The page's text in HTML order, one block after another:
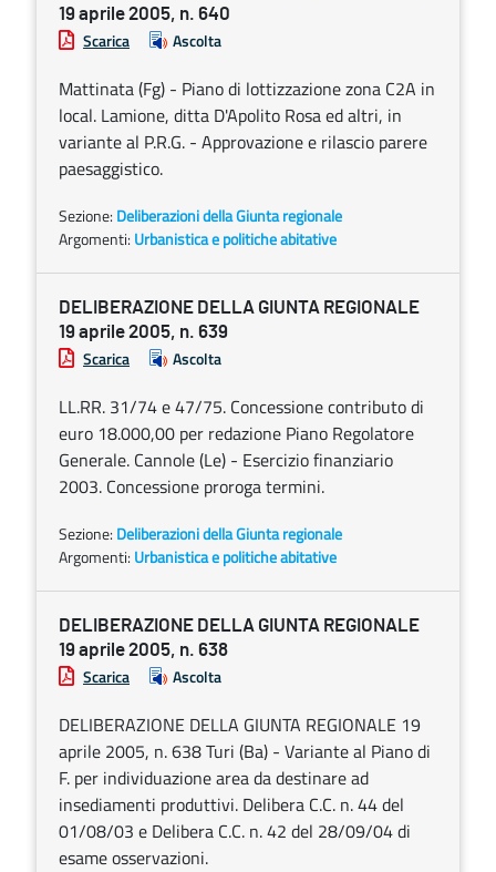
19 aprile 2005, n. 640
Scarica Ascolta
Mattinata (Fg) - Piano di lottizzazione zona C2A in
local. Lamione, ditta D'Apolito Rosa ed altri, in
variante al P.R.G. - Approvazione e rilascio parere
paesaggistico.
Sezione: Deliberazioni della Giunta regionale
Argomenti: Urbanistica e politiche abitative
DELIBERAZIONE DELLA GIUNTA REGIONALE
19 aprile 2005, n. 639
Scarica Ascolta
LL.RR. 31/74 e 47/75. Concessione contributo di
euro 18.000,00 per redazione Piano Regolatore
Generale. Cannole (Le) - Esercizio finanziario
2003. Concessione proroga termini.
Sezione: Deliberazioni della Giunta regionale
Argomenti: Urbanistica e politiche abitative
DELIBERAZIONE DELLA GIUNTA REGIONALE
19 aprile 2005, n. 638
Scarica Ascolta
DELIBERAZIONE DELLA GIUNTA REGIONALE 19
aprile 2005, n. 638 Turi (Ba) - Variante al Piano di
F. per individuazione area da destinare ad
insediamenti produttivi. Delibera C.C. n. 44 del
01/08/03 e Delibera C.C. n. 42 del 28/09/04 di
esame osservazioni.